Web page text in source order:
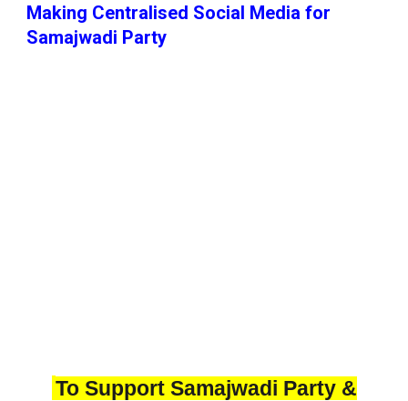
Making Centralised Social Media for
Samajwadi Party
To Support Samajwadi Party &